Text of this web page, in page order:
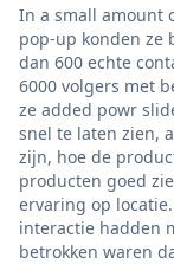
In a small amount
pop-up konden ze
dan 600 echte
6000 volgers met
ze added powr
snel te laten zien,
zijn, hoe de
producten goed
ervaring op
interactie hadden
betrokken waren